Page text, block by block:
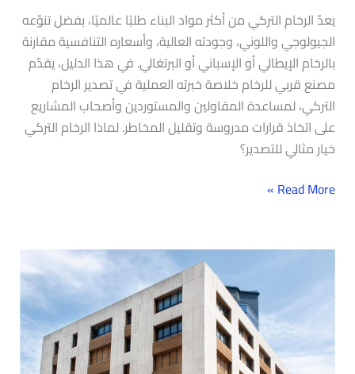
يعدّ الرخام التركي من أكثر مواد البناء طلبًا عالميًا، بفضل تنوّعه
الجيولوجي واللوني، وجودته العالية، وأسعاره التنافسية مقارنة
بالرخام الإيطالي أو الإسباني أو البرتغالي. في هذا الدليل، يقدّم
مصنع قربي للرخام خلاصة خبرته العملية في تصدير الرخام
التركي، لمساعدة المقاولين والمستوردين وأصحاب المشاريع
على اتخاذ قرارات مدروسة وتقليل المخاطر. لماذا الرخام التركي
خيار مثالي للتصدير؟
Read More »
لاختيار
والرخام